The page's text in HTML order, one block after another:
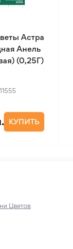
Астра
Анель
(0,25Г)
11555
КУПИТЬ
Цветов